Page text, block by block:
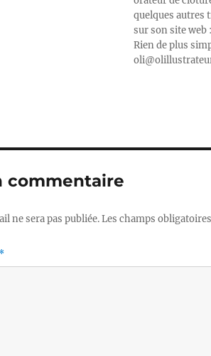
quelques autres
sur son site web
Rien de plus
commentaire
ne sera pas publiée.Les champs
*